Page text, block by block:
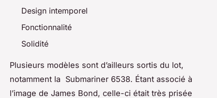
Design intemporel
Fonctionnalité
Solidité
Plusieurs modèles sont d’ailleurs sortis du lot,
notamment la Submariner 6538. Étant associé à
l’image de James Bond, celle-ci était très prisée